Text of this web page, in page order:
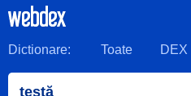
Dictionare: Toate DEX